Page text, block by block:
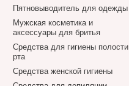
Пятновыводитель для одежды
Мужская косметика и
аксессуары для бритья
Средства для гигиены полости
рта
Средства женской гигиены